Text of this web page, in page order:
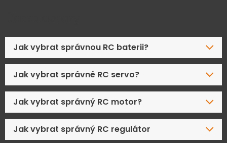
Jak vybrat správnou RC baterii?
Jak vybrat správné RC servo?
Jak vybrat správný RC motor?
Jak vybrat správný RC regulátor